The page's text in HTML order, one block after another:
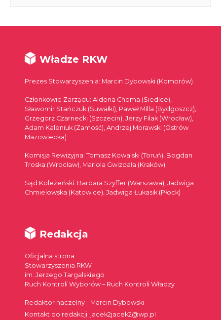
Władze RKW
Prezes Stowarzyszenia: Marcin Dybowski (Komorów)
Członkowie Zarządu: Aldona Choma (Siedlce),
Sławomir Stańczuk (Suwałki), Paweł Milla (Bydgoszcz),
Grzegorz Czarnecki (Szczecin), Jerzy Filak (Wrocław),
Adam Kaleniuk (Zamość), Andrzej Morawski (Ostrów
Mazowiecka)
Komisja Rewizyjna: Tomasz Kowalski (Toruń), Bogdan
Troska (Wrocław), Mariola Gwizdała (Kraków)
Sąd Koleżeński: Barbara Szyffer (Warszawa), Jadwiga
Chmielowska (Katowice), Jadwiga Łukasik (Płock)
Redakcja
Oficjalna strona
Stowarzyszenia RKW
im. Jerzego Targalskiego
Ruch Kontroli Wyborów – Ruch Kontroli Władzy
Redaktor naczelny - Marcin Dybowski
Kontakt do redakcji: jacek2jacek2@wp.pl